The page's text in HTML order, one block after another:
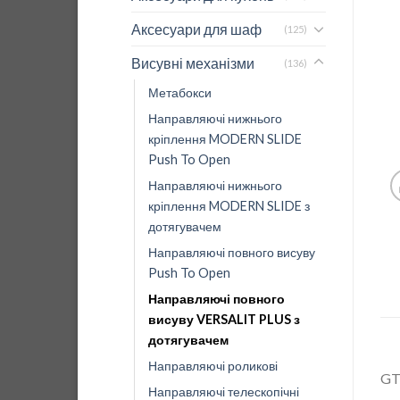
Аксесуари для шаф (125)
Висувні механізми (136)
Метабокси
Направляючі нижнього
кріплення MODERN SLIDE
Push To Open
Направляючі нижнього
кріплення MODERN SLIDE з
дотягувачем
Направляючі повного висуву
Push To Open
Направляючі повного
висуву VERSALIT PLUS з
дотягувачем
Направляючі роликові
Направляючі телескопічні